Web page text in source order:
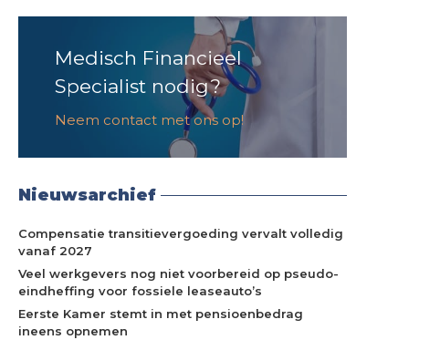
Medisch Financieel
Specialist nodig?
Neem contact met ons op!
Nieuwsarchief
Compensatie transitievergoeding vervalt volledig
vanaf 2027
Veel werkgevers nog niet voorbereid op pseudo-
eindheffing voor fossiele leaseauto’s
Eerste Kamer stemt in met pensioenbedrag
ineens opnemen